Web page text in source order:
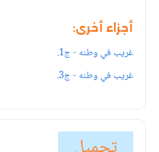
أجزاء أخرى:
غريب في وطنه - ج1.
غريب في وطنه - ج3.